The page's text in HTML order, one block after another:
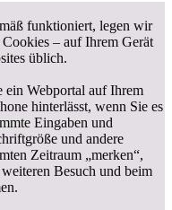
funktioniert, legen wir
– auf Ihrem Gerät
üblich.
ein Webportal auf Ihrem
hinterlässt, wenn Sie es
Eingaben und
und andere
Zeitraum „merken“,
Besuch und beim